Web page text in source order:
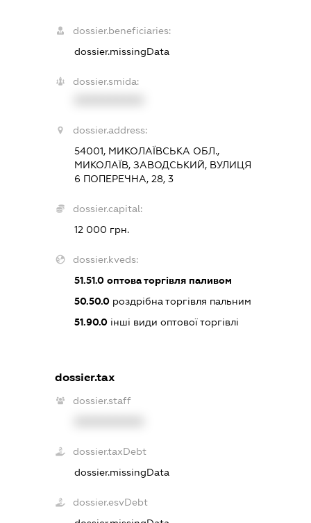
dossier.beneficiaries:
dossier.missingData
dossier.smida:
dossier.address:
54001, МИКОЛАЇВСЬКА ОБЛ.,
МИКОЛАЇВ, ЗАВОДСЬКИЙ, ВУЛИЦЯ
6 ПОПЕРЕЧНА, 28, 3
dossier.capital:
12 000 грн.
dossier.kveds:
51.51.0оптова торгівля паливом
50.50.0роздрібна торгівля пальним
51.90.0інші види оптової торгівлі
dossier.tax
dossier.staff
dossier.taxDebt
dossier.missingData
dossier.esvDebt